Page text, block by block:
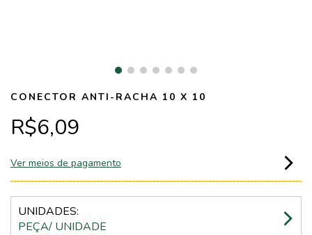
CONECTOR ANTI-RACHA 10 X 10
R$6,09
Ver meios de pagamento
UNIDADES:
PEÇA/ UNIDADE